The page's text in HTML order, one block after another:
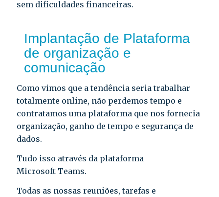
sem dificuldades financeiras.
Implantação de Plataforma
de organização e
comunicação
Como vimos que a tendência seria trabalhar
totalmente online, não perdemos tempo e
contratamos uma plataforma que nos fornecia
organização, ganho de tempo e segurança de
dados.
Tudo isso através da plataforma
Microsoft Teams.
Todas as nossas reuniões, tarefas e